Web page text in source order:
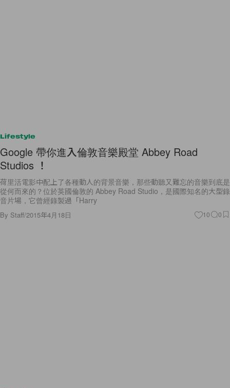
Lifestyle
Google 帶你進入倫敦音樂殿堂 Abbey Road
Studios ！
荷里活電影中配上了各種動人的背景音樂，那些動聽又難忘的音樂到底是
從何而來的？位於英國倫敦的 Abbey Road Studio，是國際知名的大型錄
音片場，它曾經錄製過「Harry
By Staff/2015年4月18日 10 0